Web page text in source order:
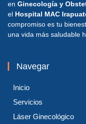
en Ginecología y
el Hospital MAC
compromiso es tu
una vida más saludable
Navegar
Inicio
Servicios
Láser Ginecológico